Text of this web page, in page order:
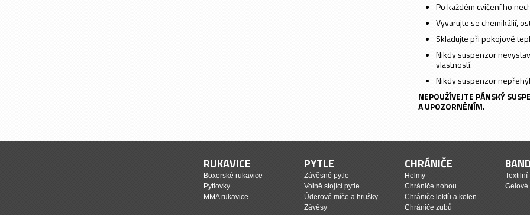
Po každém cvičení ho
Vyvarujte se chemikálií,
Skladujte při pokojové
Nikdy suspenzor
vlastností.
Nikdy suspenzor
NEPOUŽÍVEJTE PÁNSKÝ
A UPOZORNĚNÍM.
RUKAVICE
Boxerské rukavice
Pytlovky
MMA rukavice
PYTLE
Závěsné pytle
Volně stojící pytle
Úderové míče a hrušky
Závěsy
CHRÁNIČE
Helmy
Chrániče nohou
Chrániče loktů a kolen
Chrániče zubů
Textilní
Gelové